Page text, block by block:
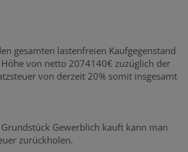
gesamten lastenfreien Kaufgegenstand
von netto 2074140€ zuzüglich der
von derzeit 20% somit insgesamt
Gewerblich kauft kann man
zurückholen.